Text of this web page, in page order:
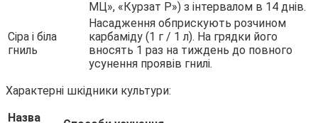
МЦ», «Курзат Р») з інтервалом в 14 днів.
Сіра і біла
гниль
Насадження обприскують розчином
карбаміду (1 г / 1 л). На грядки його
вносять 1 раз на тиждень до повного
усунення проявів гнилі.
Характерні шкідники культури:
Назва